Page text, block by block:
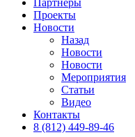
Партнеры
Проекты
Новости
Назад
Новости
Новости
Мероприятия
Статьи
Видео
Контакты
8 (812) 449-89-46